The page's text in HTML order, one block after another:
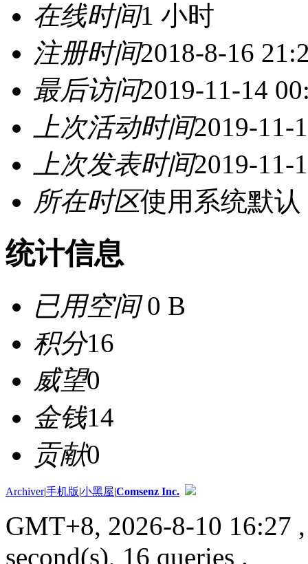
在线时间1 小时
注册时间2018-8-16
最后访问2019-11-14
上次活动时间2019-11-
上次发表时间2019-11-
所在时区使用系统默认
统计信息
已用空间0 B
积分16
威望0
金钱14
贡献0
Archiver|手机版|小黑屋|Comsenz Inc.
GMT+8, 2026-8-10 16:27
second(s), 16 queries .